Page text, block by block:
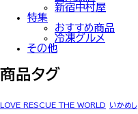
新宿中村屋
特集
おすすめ商品
冷凍グルメ
その他
商品タグ
LOVE RESCUE THE WORLD いかめし